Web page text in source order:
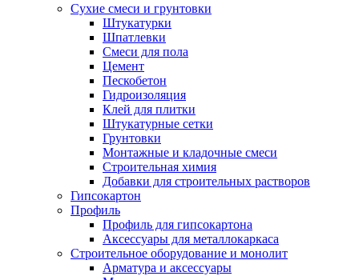
Сухие смеси и грунтовки
Штукатурки
Шпатлевки
Смеси для пола
Цемент
Пескобетон
Гидроизоляция
Клей для плитки
Штукатурные сетки
Грунтовки
Монтажные и кладочные смеси
Строительная химия
Добавки для строительных растворов
Гипсокартон
Профиль
Профиль для гипсокартона
Аксессуары для металлокаркаса
Строительное оборудование и монолит
Арматура и аксессуары